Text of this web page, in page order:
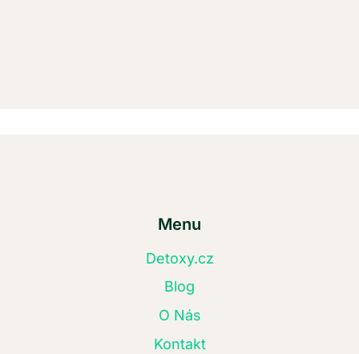
Menu
Detoxy.cz
Blog
O Nás
Kontakt